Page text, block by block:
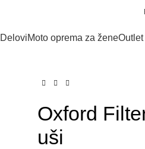
DeloviMoto oprema za žene
Oxford
uši